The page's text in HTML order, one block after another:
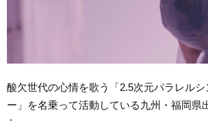
酸欠世代の心情を歌う「2.5次元パラレル
ー」を名乗って活動している九州・福岡県